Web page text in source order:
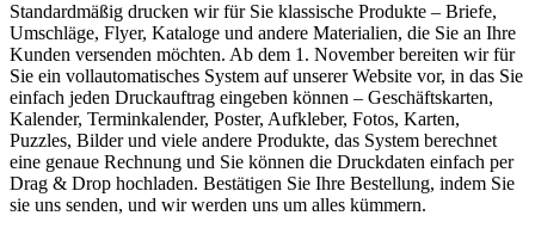
Standardmäßig drucken wir für Sie klassische Produkte – Briefe,
Umschläge, Flyer, Kataloge und andere Materialien, die Sie an Ihre
Kunden versenden möchten. Ab dem 1. November bereiten wir für
Sie ein vollautomatisches System auf unserer Website vor, in das Sie
einfach jeden Druckauftrag eingeben können – Geschäftskarten,
Kalender, Terminkalender, Poster, Aufkleber, Fotos, Karten,
Puzzles, Bilder und viele andere Produkte, das System berechnet
eine genaue Rechnung und Sie können die Druckdaten einfach per
Drag & Drop hochladen. Bestätigen Sie Ihre Bestellung, indem Sie
sie uns senden, und wir werden uns um alles kümmern.